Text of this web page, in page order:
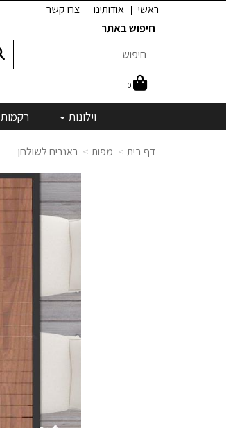
ראשי אודותינו
צרו קשר
חיפוש באתר
0
וילונות רקמות
דף בית מפות ראנרים לשולחן